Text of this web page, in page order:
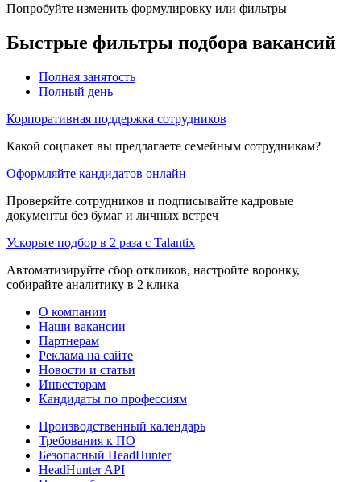
Попробуйте изменить формулировку или фильтры
Быстрые фильтры подбора вакансий
Полная занятость
Полный день
Корпоративная поддержка сотрудников
Какой соцпакет вы предлагаете семейным сотрудникам?
Оформляйте кандидатов онлайн
Проверяйте сотрудников и подписывайте кадровые
документы без бумаг и личных встреч
Ускорьте подбор в 2 раза с Talantix
Автоматизируйте сбор откликов, настройте воронку,
собирайте аналитику в 2 клика
О компании
Наши вакансии
Партнерам
Реклама на сайте
Новости и статьи
Инвесторам
Кандидаты по профессиям
Производственный календарь
Требования к ПО
Безопасный HeadHunter
HeadHunter API